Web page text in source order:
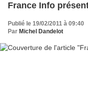
France Info
Publié le 19/02/2011 à 09:40
Par Michel Dandelot